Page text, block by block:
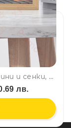
Светеща LED картина със светлини и сенки, модерен минималистичен дизайн, USB захранване - SNOW MOUNTAIN SKY LAKE
лв.